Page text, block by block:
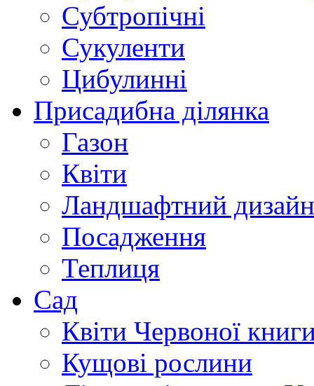
Субтропічні
Сукуленти
Цибулинні
Присадибна ділянка
Газон
Квіти
Ландшафтний дизайн
Посадження
Теплиця
Сад
Квіти Червоної
Кущові рослини